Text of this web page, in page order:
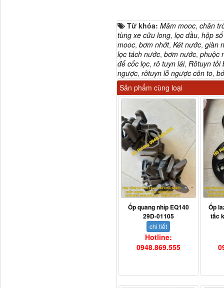
Từ khóa: Mâm mooc, chân
tùng xe cửu long, lọc dầu, hộp
mooc, bơm nhớt, Két nước, giàn
lọc tách nước, bơm nước, phuộc
đế cốc lọc, rô tuyn lái, Rôtuyn tỏi
ngược, rôtuyn lỗ ngược côn to,
Sản phẩm cùng loại
Ốp quang nhíp EQ140
29D-01105
chi tiết
Hotline:
0948.869.555
Ốp
tắc